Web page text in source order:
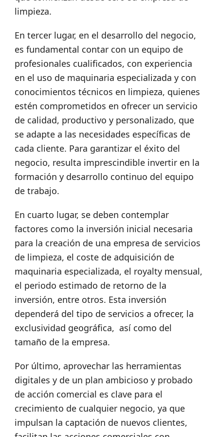
limpieza.
En tercer lugar, en el desarrollo del negocio,
es fundamental contar con un equipo de
profesionales cualificados, con experiencia
en el uso de maquinaria especializada y con
conocimientos técnicos en limpieza, quienes
estén comprometidos en ofrecer un servicio
de calidad, productivo y personalizado, que
se adapte a las necesidades específicas de
cada cliente. Para garantizar el éxito del
negocio, resulta imprescindible invertir en la
formación y desarrollo continuo del equipo
de trabajo.
En cuarto lugar, se deben contemplar
factores como la inversión inicial necesaria
para la creación de una empresa de servicios
de limpieza, el coste de adquisición de
maquinaria especializada, el royalty mensual,
el periodo estimado de retorno de la
inversión, entre otros. Esta inversión
dependerá del tipo de servicios a ofrecer, la
exclusividad geográfica, así como del
tamaño de la empresa.
Por último, aprovechar las herramientas
digitales y de un plan ambicioso y probado
de acción comercial es clave para el
crecimiento de cualquier negocio, ya que
impulsan la captación de nuevos clientes,